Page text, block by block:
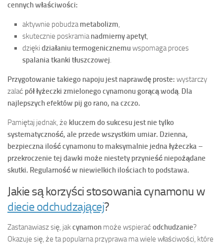
cennych właściwości:
aktywnie pobudzametabolizm,
skutecznie poskramianadmierny apetyt,
dzięki działaniu termogenicznemuwspomaga proces
spalania tkanki tłuszczowej.
Przygotowanie takiego napoju jest naprawdę proste: wystarczy
zalać pół łyżeczki zmielonego cynamonugorącą wodą. Dla
najlepszych efektów pij go rano, na czczo.
Pamiętaj jednak, że kluczem do sukcesu jest nie tylko
systematyczność, ale przede wszystkim umiar. Dzienna,
bezpieczna ilość cynamonu to maksymalnie jedna łyżeczka –
przekroczenie tej dawki może niestety przynieść niepożądane
skutki. Regularność w niewielkich ilościach to podstawa.
Jakie są korzyści stosowania cynamonu w
diecie odchudzającej?
Zastanawiasz się, jakcynamon może wspierać odchudzanie?
Okazuje się, że ta popularna przyprawa ma wiele właściwości, które